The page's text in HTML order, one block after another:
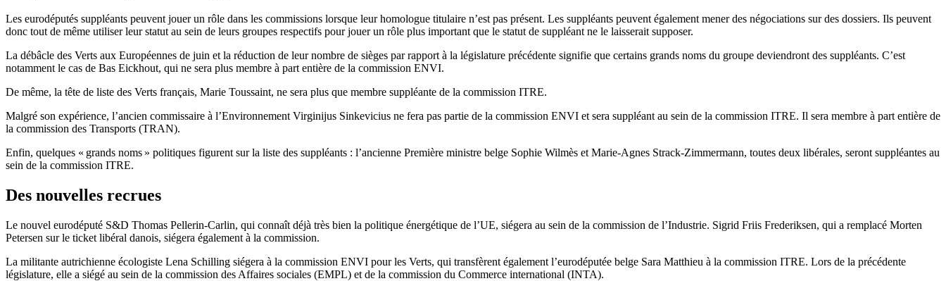
Les eurodéputés suppléants peuvent jouer un rôle dans les commissions lorsque leur homologue titulaire n’est pas présent. Les suppléants peuvent également mener des négociations sur des dossiers. Ils peuvent
donc tout de même utiliser leur statut au sein de leurs groupes respectifs pour jouer un rôle plus important que le statut de suppléant ne le laisserait supposer.
La débâcle des Verts aux Européennes de juin et la réduction de leur nombre de sièges par rapport à la législature précédente signifie que certains grands noms du groupe deviendront des suppléants. C’est
notamment le cas de Bas Eickhout, qui ne sera plus membre à part entière de la commission ENVI.
De même, la tête de liste des Verts français, Marie Toussaint, ne sera plus que membre suppléante de la commission ITRE.
Malgré son expérience, l’ancien commissaire à l’Environnement Virginijus Sinkevicius ne fera pas partie de la commission ENVI et sera suppléant au sein de la commission ITRE. Il sera membre à part entière de
la commission des Transports (TRAN).
Enfin, quelques « grands noms » politiques figurent sur la liste des suppléants : l’ancienne Première ministre belge Sophie Wilmès et Marie-Agnes Strack-Zimmermann, toutes deux libérales, seront suppléantes au
sein de la commission ITRE.
Des nouvelles recrues
Le nouvel eurodéputé S&D Thomas Pellerin-Carlin, qui connaît déjà très bien la politique énergétique de l’UE, siégera au sein de la commission de l’Industrie. Sigrid Friis Frederiksen, qui a remplacé Morten
Petersen sur le ticket libéral danois, siégera également à la commission.
La militante autrichienne écologiste Lena Schilling siégera à la commission ENVI pour les Verts, qui transfèrent également l’eurodéputée belge Sara Matthieu à la commission ITRE. Lors de la précédente
législature, elle a siégé au sein de la commission des Affaires sociales (EMPL) et de la commission du Commerce international (INTA).